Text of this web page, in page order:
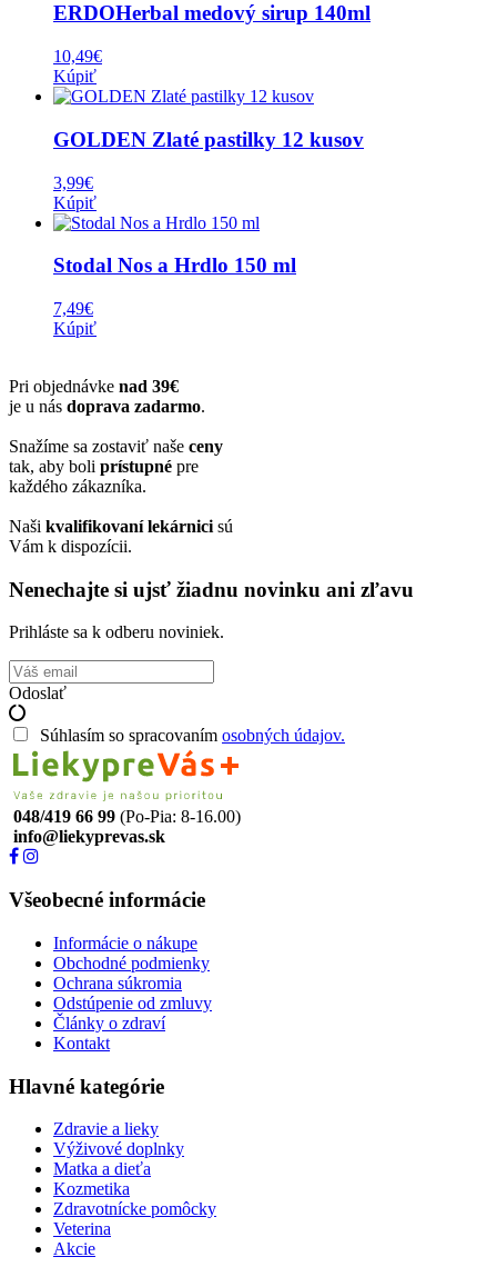
ERDOHerbal medový sirup 140ml
10,49€
Kúpiť
GOLDEN Zlaté pastilky 12 kusov
3,99€
Kúpiť
Stodal Nos a Hrdlo 150 ml
7,49€
Kúpiť
Pri objednávke nad 39€
je u nás doprava zadarmo.
Snažíme sa zostaviť naše ceny
tak, aby boli prístupné pre
každého zákazníka.
Naši kvalifikovaní lekárnici sú
Vám k dispozícii.
Nenechajte si ujsť žiadnu novinku ani zľavu
Prihláste sa k odberu noviniek.
Odoslať
Súhlasím so spracovaním osobných údajov.
048/419 66 99 (Po-Pia: 8-16.00)
info@liekyprevas.sk
Všeobecné informácie
Informácie o nákupe
Obchodné podmienky
Ochrana súkromia
Odstúpenie od zmluvy
Články o zdraví
Kontakt
Hlavné kategórie
Zdravie a lieky
Výživové doplnky
Matka a dieťa
Kozmetika
Zdravotnícke pomôcky
Veterina
Akcie